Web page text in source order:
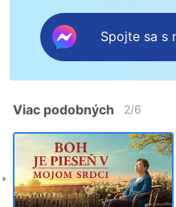
Spojte sa s
Viac podobných 2/6